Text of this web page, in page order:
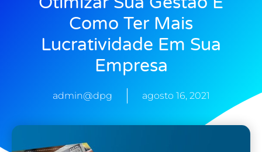
Como Ter Mais
Lucratividade Em Sua
Empresa
admin@dpg agosto 16, 2021